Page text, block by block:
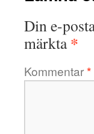
Din e-
märkta*
Kommentar*